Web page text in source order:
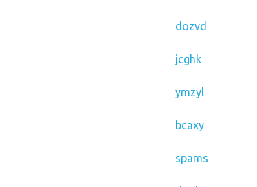
dozvd
jcghk
ymzyl
bcaxy
spams